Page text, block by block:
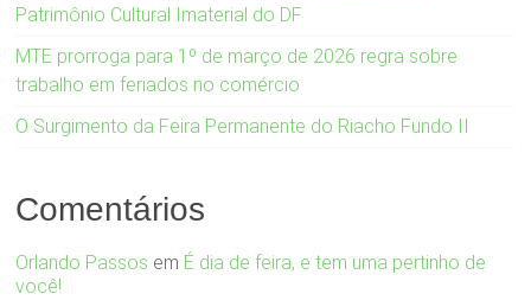
Patrimônio Cultural Imaterial do DF
MTE prorroga para 1º de março de 2026 regra sobre
trabalho em feriados no comércio
O Surgimento da Feira Permanente do Riacho Fundo II
Comentários
Orlando Passos em É dia de feira, e tem uma pertinho de
você!